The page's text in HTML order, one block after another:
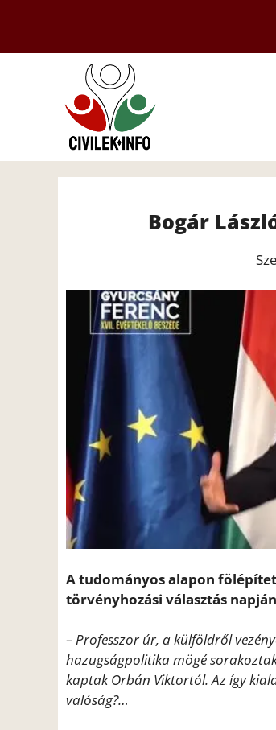
tartalomba
Bogár
A tudományos alapon
törvényhozási választás
– Professzor úr, a külföldről
hazugságpolitika mögé
kaptak Orbán Viktortól. Az így
valóság?…